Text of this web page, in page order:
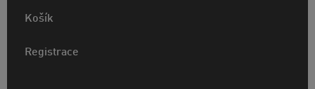
Košík
Registrace